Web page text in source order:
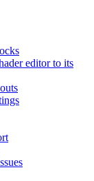
editor to its